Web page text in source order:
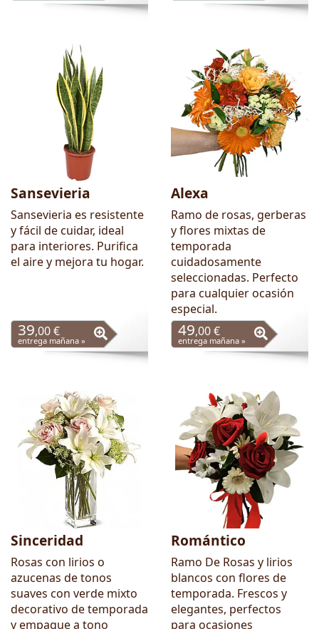
Sansevieria
Sansevieria es resistente
y fácil de cuidar, ideal
para interiores. Purifica
el aire y mejora tu hogar.
39,00 €
entrega mañana »
Alexa
Ramo de rosas, gerberas
y flores mixtas de
temporada
cuidadosamente
seleccionadas. Perfecto
para cualquier ocasión
especial.
49,00 €
entrega mañana »
Sinceridad
Rosas con lirios o
azucenas de tonos
suaves con verde mixto
decorativo de temporada
y empaque a tono
Romántico
Ramo De Rosas y lirios
blancos con flores de
temporada. Frescos y
elegantes, perfectos
para ocasiones